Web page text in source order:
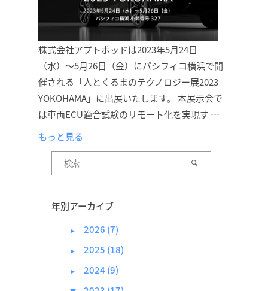
株式会社アプトポッドは2023年5月24日
（水）〜5月26日（金）にパシフィコ横浜で開
催される「人とくるまのテクノロジー展2023
YOKOHAMA」に出展いたします。 本展示会で
は車両ECU適合試験のリモート化を実現す …
もっと見る
年別アーカイブ
► 2026 (7)
► 2025 (18)
► 2024 (9)